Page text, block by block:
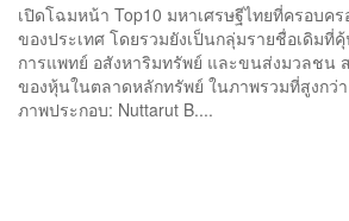
เปิดโฉมหน้า Top10 มหาเศรษฐีไทยที่ครอบค
ของประเทศ โดยรวมยังเป็นกลุ่มรายชื่อเดิมที่
การแพทย์ อสังหาริมทรัพย์ และขนส่งมวลชน
ของหุ้นในตลาดหลักทรัพย์ ในภาพรวมที่สูงก
ภาพประกอบ: Nuttarut B....